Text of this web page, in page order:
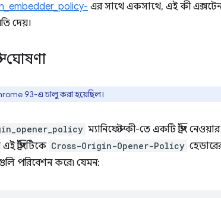
এর সাথে একসাথে, এই কী
দেয়।
ঘোষণা
93-এ ​​চালু করা হয়েছিল।
ম্যানিফেস্ট কী-তে একটি স্ট্রিং নেওয়ার
স্ট্রিংটিকে Cross-Origin-Opener-Policy
পরিবেশন করে৷ যেমন: